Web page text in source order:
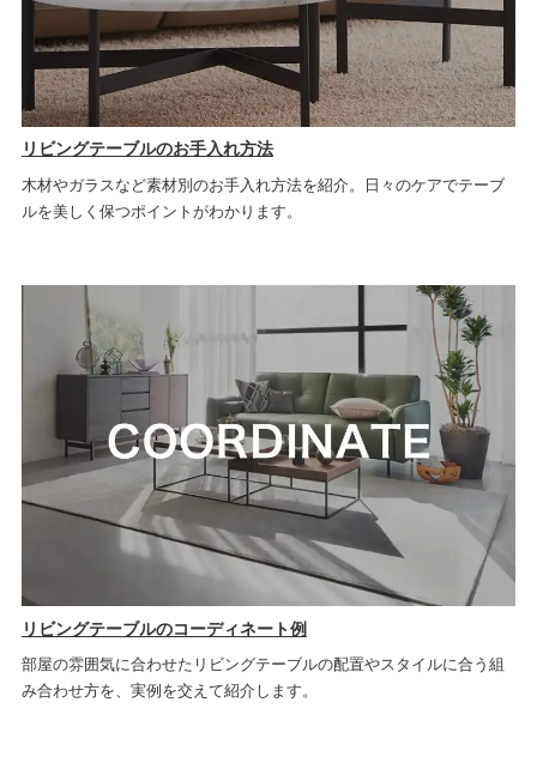
リビングテーブルのお手入れ方法
木材やガラスなど素材別のお手入れ方法を紹介。日々のケアでテーブ
ルを美しく保つポイントがわかります。
リビングテーブルのコーディネート例
部屋の雰囲気に合わせたリビングテーブルの配置やスタイルに合う組
み合わせ方を、実例を交えて紹介します。